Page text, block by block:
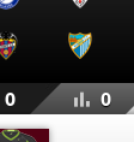
0 0